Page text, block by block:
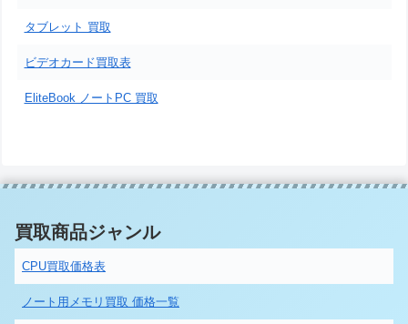
タブレット 買取
ビデオカード買取表
EliteBook ノートPC 買取
買取商品ジャンル
CPU買取価格表
ノート用メモリ買取 価格一覧